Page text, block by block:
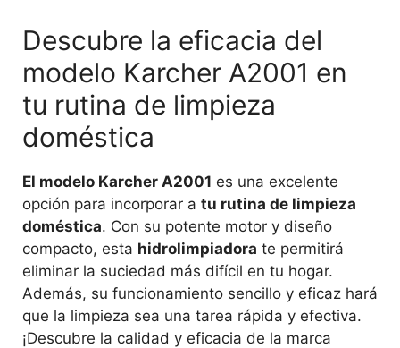
Descubre la eficacia del
modelo Karcher A2001 en
tu rutina de limpieza
doméstica
El modelo Karcher A2001 es una excelente
opción para incorporar a tu rutina de limpieza
doméstica. Con su potente motor y diseño
compacto, esta hidrolimpiadora te permitirá
eliminar la suciedad más difícil en tu hogar.
Además, su funcionamiento sencillo y eficaz hará
que la limpieza sea una tarea rápida y efectiva.
¡Descubre la calidad y eficacia de la marca